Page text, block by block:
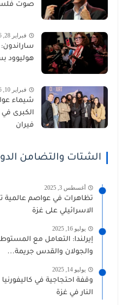
صوت
فبراير 28, 2026
هوليوود
فبراير 10, 2026
شيماء
الكبرى
فيران
الشتات والتضامن
أغسطس 3, 2025
تظاهرات في عواصم عالمية
الاسرائيلي على غزة
يوليو 16, 2025
إيرلندا: التعامل مع
والجولان والقدس جريمة...
يوليو 14, 2025
وقفة احتجاجية في
النار في غزة